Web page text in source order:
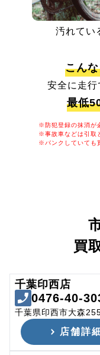
汚れてい
こん
安全に走行
最低
※防犯登録の抹消が
※事故車などは引取
※パンクしていても
買
千葉印西店
0476-40-
千葉県印西市大森
店舗詳細